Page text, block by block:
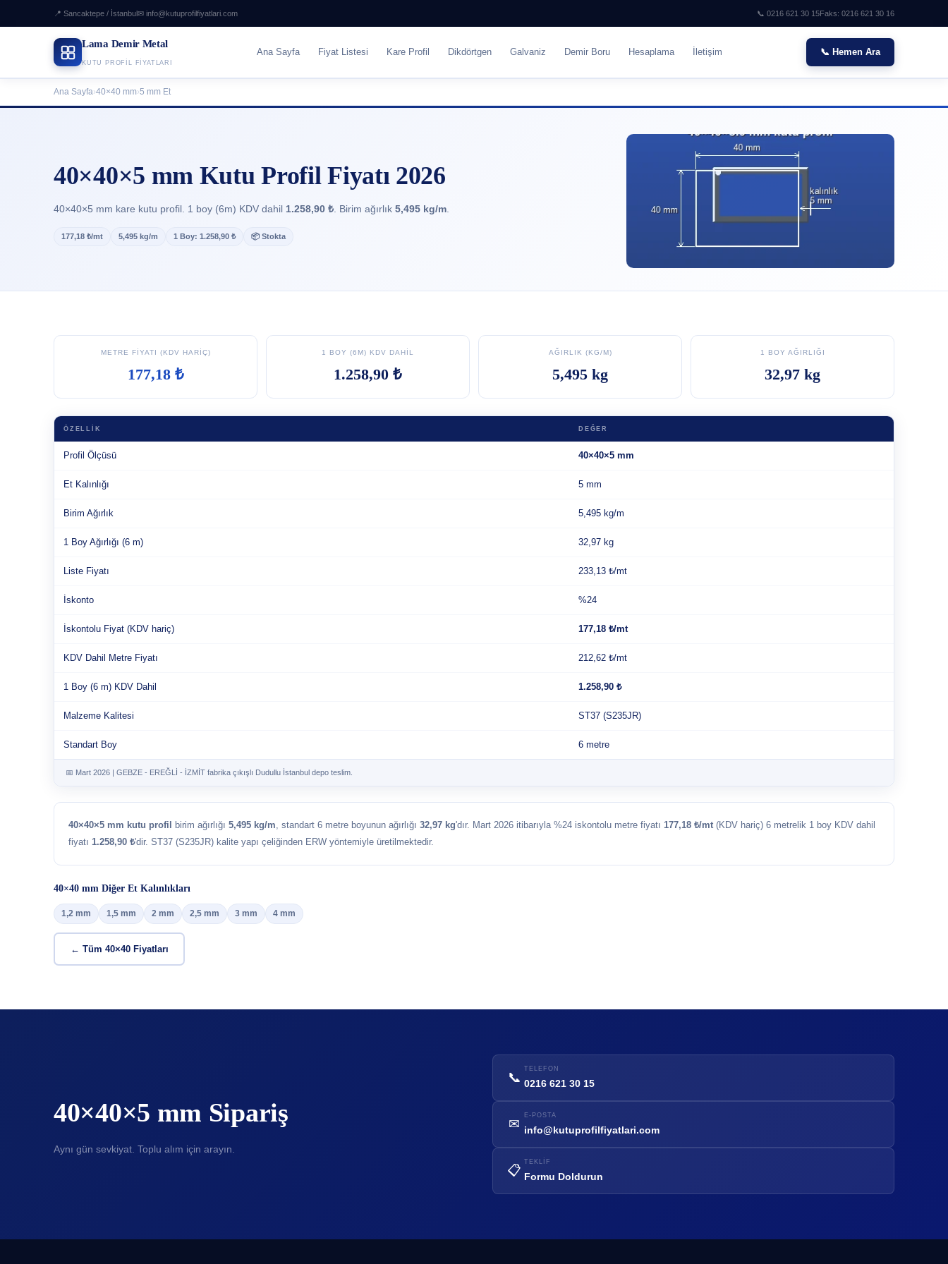
📍 Sancaktepe / İstanbul✉ info@kutuprofilfiyatlari.com 📞 0216 621 30 15Faks: 0216 621 30 16
Lama Demir Metal
KUTU PROFIL FIYATLARI
Ana Sayfa Fiyat Listesi Kare Profil Dikdörtgen Galvaniz Demir Boru Hesaplama İletişim 📞 Hemen Ara
Ana Sayfa›40×40 mm›5 mm Et
40×40×5 mm Kutu Profil Fiyatı 2026
40×40×5 mm kare kutu profil. 1 boy (6m) KDV dahil 1.258,90 ₺ . Birim ağırlık 5,495 kg/m
177,18 ₺/mt 5,495 kg/m 1 Boy: 1.258,90 ₺ 📦 Stokta
METRE FIYATI (KDV HARIÇ)
177,18 ₺
1 BOY (6M) KDV DAHIL
1.258,90 ₺
AĞIRLIK (KG/M)
5,495 kg
1 BOY AĞIRLIĞI
32,97 kg
ÖZELLIK DEĞER
Profil Ölçüsü 40×40×5 mm
Et Kalınlığı 5 mm
Birim Ağırlık 5,495 kg/m
1 Boy Ağırlığı (6 m) 32,97 kg
Liste Fiyatı 233,13 ₺/mt
İskonto %24
İskontolu Fiyat (KDV hariç) 177,18 ₺/mt
KDV Dahil Metre Fiyatı 212,62 ₺/mt
1 Boy (6 m) KDV Dahil 1.258,90 ₺
Malzeme Kalitesi ST37 (S235JR)
Standart Boy 6 metre
📅 Mart 2026 | GEBZE - EREĞLİ - İZMİT fabrika çıkışlı Dudullu İstanbul depo teslim.
40×40×5 mm kutu profil birim ağırlığı 5,495 kg/m, standart 6 metre boyunun ağırlığı 32,97 kg'dır. Mart 2026 itibarıyla %24 iskontolu metre fiyatı 177,18 ₺/mt (KDV hariç) 6 metrelik 1 boy KDV dahil
fiyatı 1.258,90 ₺'dir. ST37 (S235JR) kalite yapı çeliğinden ERW yöntemiyle üretilmektedir.
40×40 mm Diğer Et Kalınlıkları
1,2 mm 1,5 mm 2 mm 2,5 mm 3 mm 4 mm
← Tüm 40×40 Fiyatları
40×40×5 mm Sipariş
Aynı gün sevkiyat. Toplu alım için arayın.
📞
TELEFON
0216 621 30 15
✉
E-POSTA
info@kutuprofilfiyatlari.com
📋
TEKLIF
Formu Doldurun